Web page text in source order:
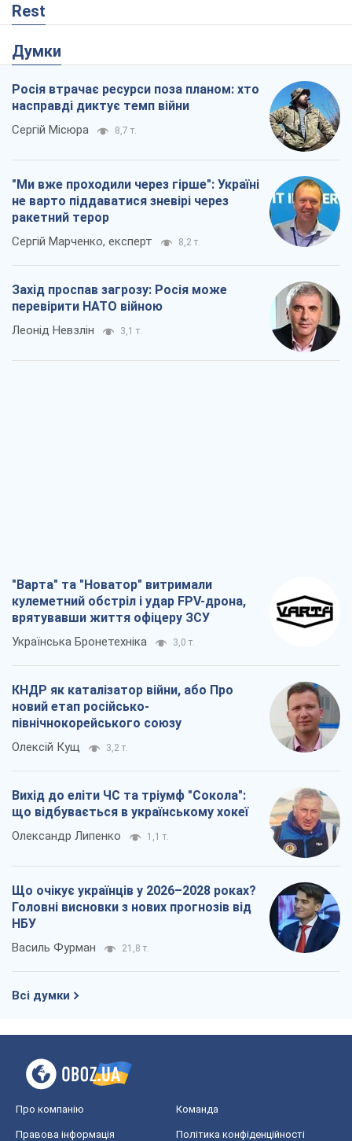
Rest
Думки
Росія втрачає ресурси поза планом: хто
насправді диктує темп війни
Сергій Місюра 8,7 т.
"Ми вже проходили через гірше": Україні
не варто піддаватися зневірі через
ракетний терор
Сергій Марченко, експерт 8,2 т.
Захід проспав загрозу: Росія може
перевірити НАТО війною
Леонід Невзлін 3,1 т.
"Варта" та "Новатор" витримали
кулеметний обстріл і удар FPV-дрона,
врятувавши життя офіцеру ЗСУ
Українська Бронетехніка 3,0 т.
КНДР як каталізатор війни, або Про
новий етап російсько-
північнокорейського союзу
Олексій Кущ 3,2 т.
Вихід до еліти ЧС та тріумф "Сокола":
що відбувається в українському хокеї
Олександр Липенко 1,1 т.
Що очікує українців у 2026–2028 роках?
Головні висновки з нових прогнозів від
НБУ
Василь Фурман 21,8 т.
Всі думки
Про компанію Команда
Правова інформація Політика конфіденційності